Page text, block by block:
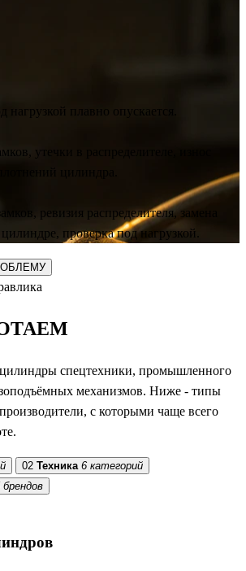
нагрузкой плавно опускается.
утечки в распределителе, износ
ревизия распределителя, замена
проверка под нагрузкой.
спецтехники, промышленного
механизмов. Ниже - типы
с которыми чаще всего
02 Техника 6 категорий
брендов